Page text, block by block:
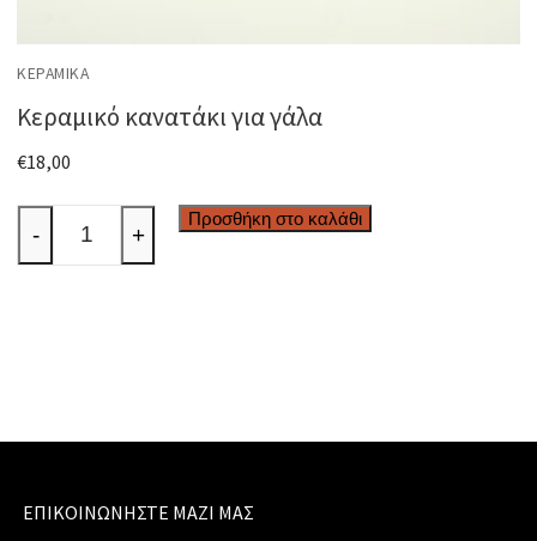
ΚΕΡΑΜΙΚΆ
Κεραμικό κανατάκι για γάλα
€18,00
Κεραμικό
κανατάκι
- +
Προσθήκη στο καλάθι
ΕΠΙΚΟΙΝΩΝΉΣΤΕ ΜΑΖΊ ΜΑΣ